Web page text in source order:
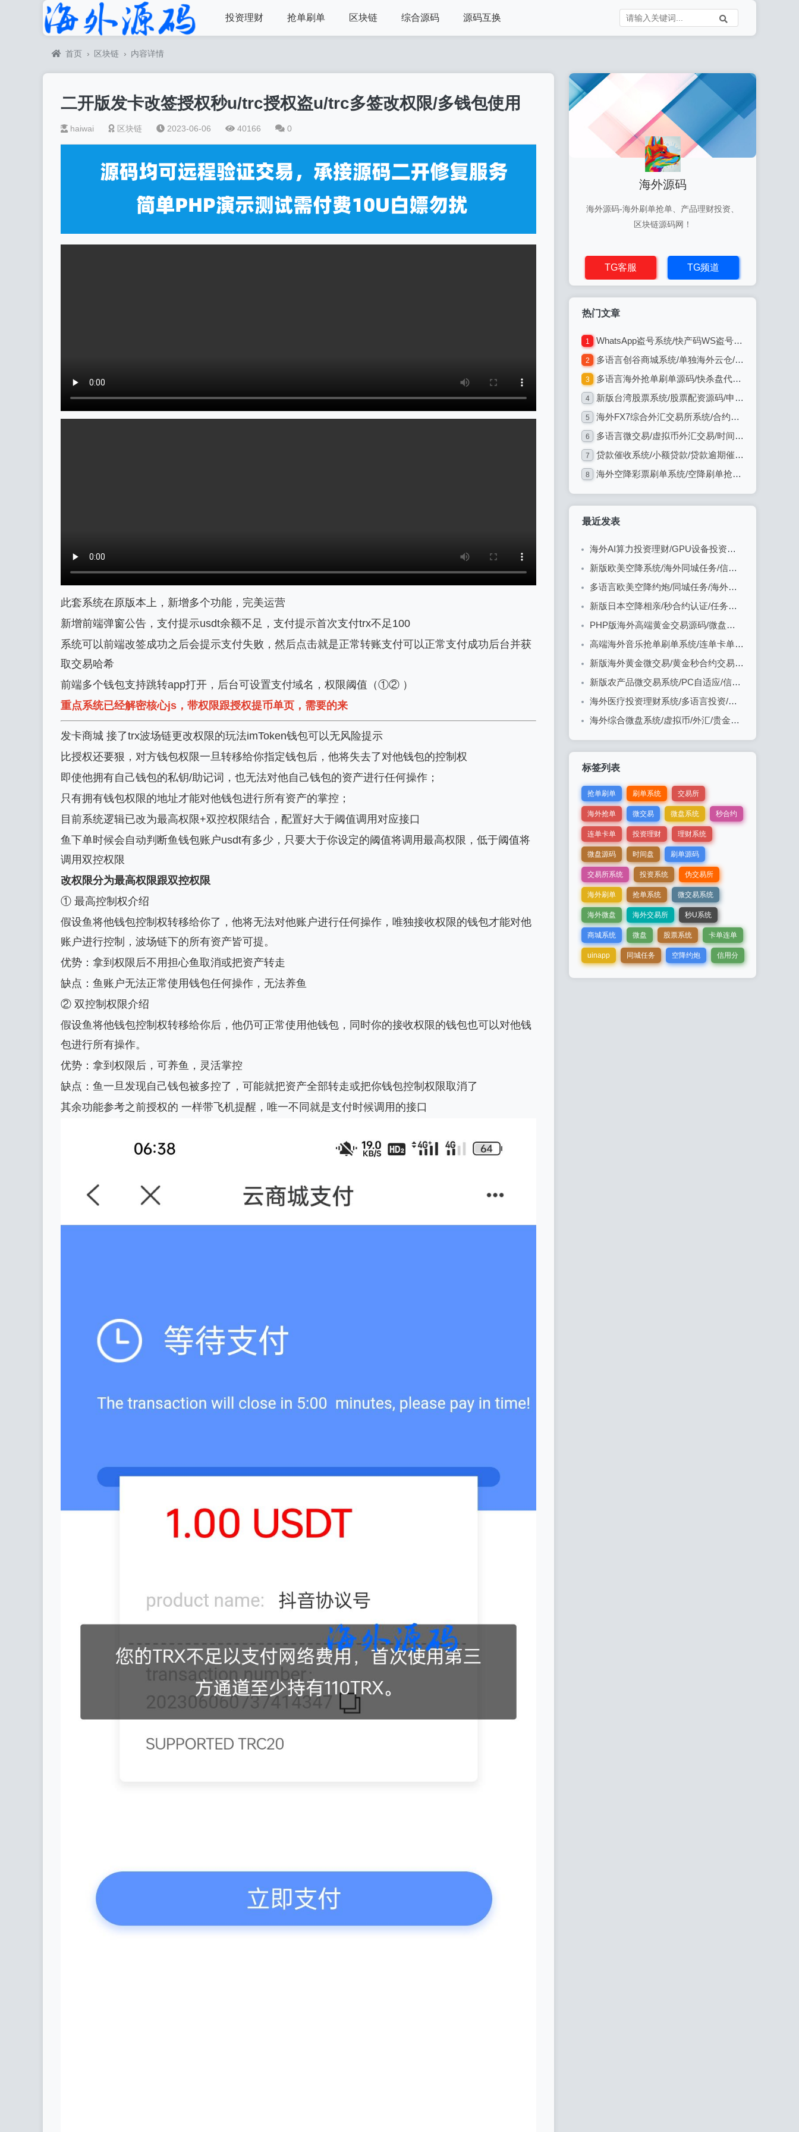
投资理财 抢单刷单 区块链 综合源码 源码互换
首页 › 区块链 › 内容详情
二开版发卡改签授权秒u/trc授权盗u/trc多签改权限/多钱包使用
haiwai 区块链 2023-06-06 40166 0
此套系统在原版本上，新增多个功能，完美运营
新增前端弹窗公告，支付提示usdt余额不足，支付提示首次支付trx不足100
系统可以前端改签成功之后会提示支付失败，然后点击就是正常转账支付可以正常支付成功后台并获
取交易哈希
前端多个钱包支持跳转app打开，后台可设置支付域名，权限阈值（①② ）
重点系统已经解密核心js，带权限跟授权提币单页，需要的来
发卡商城 接了trx波场链更改权限的玩法imToken钱包可以无风险提示
比授权还要狠，对方钱包权限一旦转移给你指定钱包后，他将失去了对他钱包的控制权
即使他拥有自己钱包的私钥/助记词，也无法对他自己钱包的资产进行任何操作；
只有拥有钱包权限的地址才能对他钱包进行所有资产的掌控；
目前系统逻辑已改为最高权限+双控权限结合，配置好大于阈值调用对应接口
鱼下单时候会自动判断鱼钱包账户usdt有多少，只要大于你设定的阈值将调用最高权限，低于阈值将
调用双控权限
改权限分为最高权限跟双控权限
① 最高控制权介绍
假设鱼将他钱包控制权转移给你了，他将无法对他账户进行任何操作，唯独接收权限的钱包才能对他
账户进行控制，波场链下的所有资产皆可提。
优势：拿到权限后不用担心鱼取消或把资产转走
缺点：鱼账户无法正常使用钱包任何操作，无法养鱼
② 双控制权限介绍
假设鱼将他钱包控制权转移给你后，他仍可正常使用他钱包，同时你的接收权限的钱包也可以对他钱
包进行所有操作。
优势：拿到权限后，可养鱼，灵活掌控
缺点：鱼一旦发现自己钱包被多控了，可能就把资产全部转走或把你钱包控制权限取消了
其余功能参考之前授权的 一样带飞机提醒，唯一不同就是支付时候调用的接口
海外源码
海外源码-海外刷单抢单、产品理财投资、
区块链源码网！
TG客服 TG频道
热门文章
1 WhatsApp盗号系统/快产码WS盗号/网页版盗Ws系统/Java全开源
2 多语言创谷商城系统/单独海外云仓/一键采集铺货/跨境电商源码
3 多语言海外抢单刷单源码/快杀盘代理/业务员/亚马逊60关卡任务
4 新版台湾股票系统/股票配资源码/申购折扣交易系统
5 海外FX7综合外汇交易所系统/合约挂单交易/秒合约/K线全局控
6 多语言微交易/虚拟币外汇交易/时间盘/微盘系统
7 贷款催收系统/小额贷款/贷款逾期催收/java开发
8 海外空降彩票刷单系统/空降刷单抢单/同城任务/系统彩
最近发表
海外AI算力投资理财/GPU设备投资返利/多级分销
新版欧美空降系统/海外同城任务/信用分/空降约炮
多语言欧美空降约炮/同城任务/海外空降系统
新版日本空降相亲/秒合约认证/任务认证/空降微交易
PHP版海外高端黄金交易源码/微盘微交易/黄金投资交易
高端海外音乐抢单刷单系统/连单卡单/前端uniapp
新版海外黄金微交易/黄金秒合约交易/黄金投资/前端VUE
新版农产品微交易系统/PC自适应/信用分/委买微盘
海外医疗投资理财系统/多语言投资/余额宝/推广分销
海外综合微盘系统/虚拟币/外汇/贵金属/实名认证/余额宝/信用分
标签列表
抢单刷单 刷单系统 交易所
海外抢单 微交易 微盘系统 秒合约
连单卡单 投资理财 理财系统
微盘源码 时间盘 刷单源码
交易所系统 投资系统 伪交易所
海外刷单 抢单系统 微交易系统
海外微盘 海外交易所 秒U系统
商城系统 微盘 股票系统 卡单连单
uinapp 同城任务 空降约炮 信用分